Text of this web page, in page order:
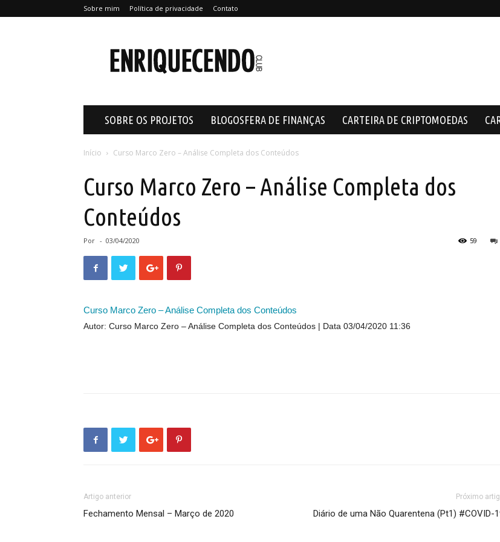
Sobre mim Política de privacidade Contato
SOBRE OS PROJETOS BLOGOSFERA DE FINANÇAS CARTEIRA DE CRIPTOMOEDAS
Início Curso Marco Zero – Análise Completa dos Conteúdos
Curso Marco Zero – Análise Completa dos
Conteúdos
Por - 03/04/2020 59
Curso Marco Zero – Análise Completa dos Conteúdos
Autor: Curso Marco Zero – Análise Completa dos Conteúdos Data 03/04/2020 11:36
Artigo anterior
Fechamento Mensal – Março de 2020
Próximo
Diário de uma Não Quarentena (Pt1) #COVID-